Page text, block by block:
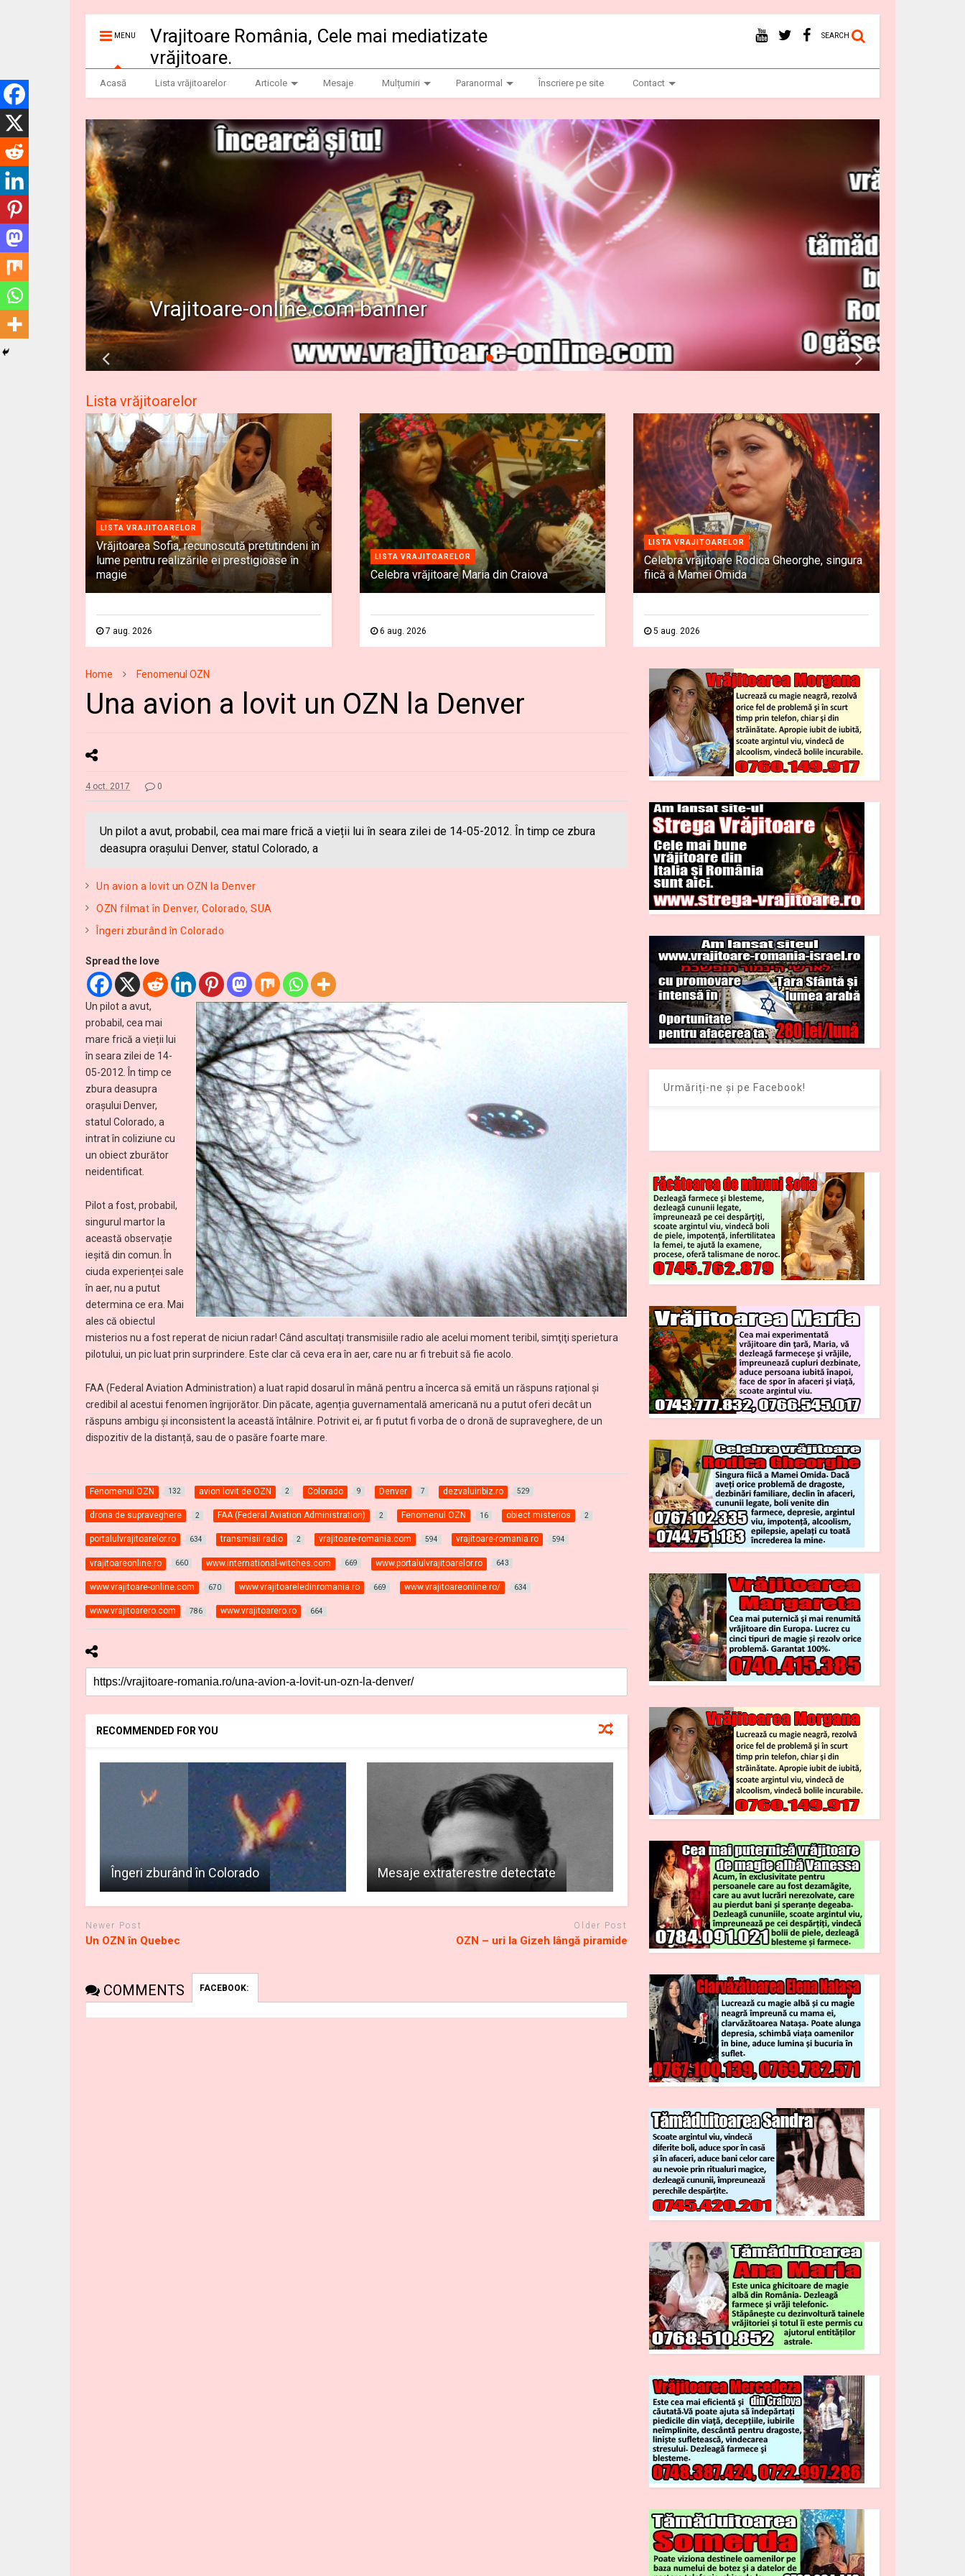
MENU
Vrajitoare România, Cele mai mediatizate
vrăjitoare.
SEARCH
Acasă Lista vrăjitoarelor Articole Mesaje Mulțumiri Paranormal Înscriere pe site Contact
Vrajitoare-online.com banner
Lista vrăjitoarelor
LISTA VRAJITOARELOR
Vrăjitoarea Sofia, recunoscută pretutindeni în
lume pentru realizările ei prestigioase în
magie
7 aug. 2026
LISTA VRAJITOARELOR
Celebra vrăjitoare Maria din Craiova
6 aug. 2026
LISTA VRAJITOARELOR
Celebra vrăjitoare Rodica Gheorghe, singura
fiică a Mamei Omida
5 aug. 2026
Home Fenomenul OZN
Una avion a lovit un OZN la Denver
4 oct. 2017 0
Un pilot a avut, probabil, cea mai mare frică a vieții lui în seara zilei de 14-05-2012. În timp ce zbura
deasupra orașului Denver, statul Colorado, a
Un avion a lovit un OZN la Denver
OZN filmat în Denver, Colorado, SUA
Îngeri zburând în Colorado
Spread the love
Un pilot a avut,
probabil, cea mai
mare frică a vieții lui
în seara zilei de 14-
05-2012. În timp ce
zbura deasupra
orașului Denver,
statul Colorado, a
intrat în coliziune cu
un obiect zburător
neidentificat.
Pilot a fost, probabil,
singurul martor la
această observație
ieșită din comun. În
ciuda experienței sale
în aer, nu a putut
determina ce era. Mai
ales că obiectul
misterios nu a fost reperat de niciun radar! Când ascultați transmisiile radio ale acelui moment teribil, simţiţi sperietura
pilotului, un pic luat prin surprindere. Este clar că ceva era în aer, care nu ar fi trebuit să fie acolo.
FAA (Federal Aviation Administration) a luat rapid dosarul în mână pentru a încerca să emită un răspuns rațional și
credibil al acestui fenomen îngrijorător. Din păcate, agenția guvernamentală americană nu a putut oferi decât un
răspuns ambigu și inconsistent la această întâlnire. Potrivit ei, ar fi putut fi vorba de o dronă de supraveghere, de un
dispozitiv de la distanță, sau de o pasăre foarte mare.
Fenomenul OZN 132 avion lovit de OZN 2 Colorado 9 Denver 7 dezvaluiribiz.ro 529
drona de supraveghere 2 FAA (Federal Aviation Administration) 2 Fenomenul OZN 16 obiect misterios 2
portalulvrajitoarelor.ro 634 transmisii radio 2 vrajitoare-romania.com 594 vrajitoare-romania.ro 594
vrajitoareonline.ro 660 www.international-witches.com 669 www.portalulvrajitoarelor.ro 643
www.vrajitoare-online.com 670 www.vrajitoareledinromania.ro 669 www.vrajitoareonline.ro/ 634
www.vrajitoarero.com 786 www.vrajitoarero.ro 664
RECOMMENDED FOR YOU
Îngeri zburând în Colorado Mesaje extraterestre detectate
Newer Post
Un OZN în Quebec
Older Post
OZN – uri la Gizeh lângă piramide
COMMENTS FACEBOOK:
Urmăriți-ne și pe Facebook!